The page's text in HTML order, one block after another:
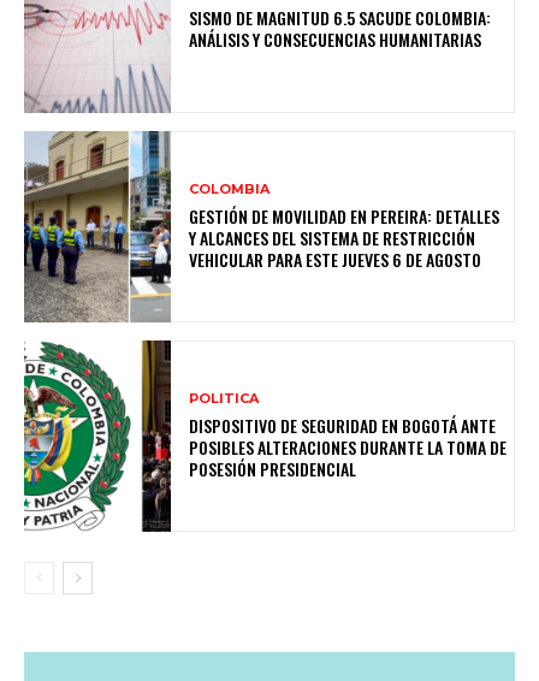
SISMO DE MAGNITUD 6.5 SACUDE COLOMBIA:
ANÁLISIS Y CONSECUENCIAS HUMANITARIAS
COLOMBIA
GESTIÓN DE MOVILIDAD EN PEREIRA: DETALLES
Y ALCANCES DEL SISTEMA DE RESTRICCIÓN
VEHICULAR PARA ESTE JUEVES 6 DE AGOSTO
POLITICA
DISPOSITIVO DE SEGURIDAD EN BOGOTÁ ANTE
POSIBLES ALTERACIONES DURANTE LA TOMA DE
POSESIÓN PRESIDENCIAL